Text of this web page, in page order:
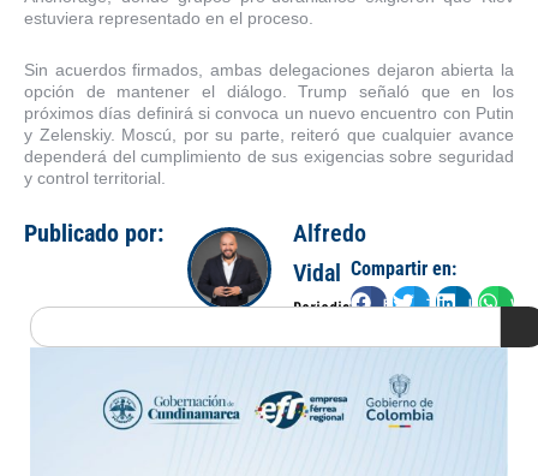
estuviera representado en el proceso.
Sin acuerdos firmados, ambas delegaciones dejaron abierta la
opción de mantener el diálogo. Trump señaló que en los
próximos días definirá si convoca un nuevo encuentro con Putin
y Zelenskiy. Moscú, por su parte, reiteró que cualquier avance
dependerá del cumplimiento de sus exigencias sobre seguridad
y control territorial.
Publicado por:
Alfredo
Vidal
Periodista
Compartir en:
FacebookTwitterLinkedIn
Search